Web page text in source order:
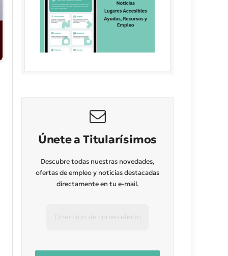
Únete a Titularísimos
Descubre todas nuestras novedades,
ofertas de empleo y noticias destacadas
directamente en tu e-mail.